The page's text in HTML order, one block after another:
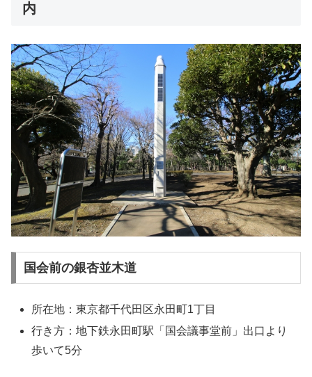
内
国会前の銀杏並木道
所在地：東京都千代田区永田町1丁目
行き方：地下鉄永田町駅「国会議事堂前」出口より
歩いて5分